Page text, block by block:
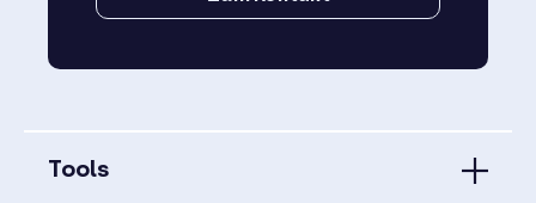
Tools